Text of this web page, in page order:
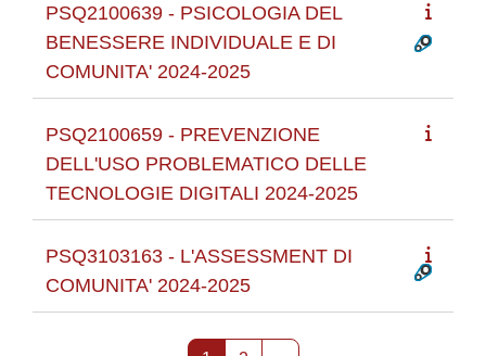
PSQ2100639 - PSICOLOGIA DEL
BENESSERE INDIVIDUALE E DI
COMUNITA' 2024-2025
PSQ2100659 - PREVENZIONE
DELL'USO PROBLEMATICO DELLE
TECNOLOGIE DIGITALI 2024-2025
PSQ3103163 - L'ASSESSMENT DI
COMUNITA' 2024-2025